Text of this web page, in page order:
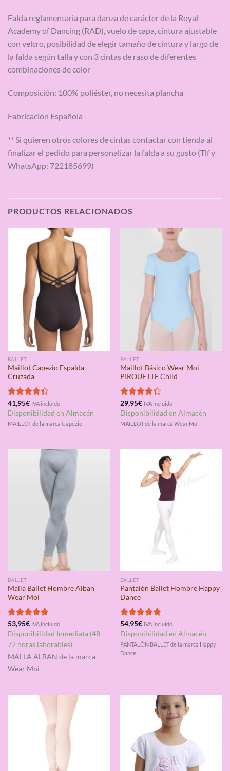
Falda reglamentaria para danza de carácter de la Royal
Academy of Dancing (RAD), vuelo de capa, cintura ajustable
con velcro, posibilidad de elegir tamaño de cintura y largo de
la falda según talla y con 3 cintas de raso de diferentes
combinaciones de color
Composición: 100% poliéster, no necesita plancha
Fabricación Española
** Si quieren otros colores de cintas contactar con tienda al
finalizar el pedido para personalizar la falda a su gusto (Tlf y
WhatsApp: 722185699)
PRODUCTOS RELACIONADOS
BALLET
Maillot Capezio Espalda
Cruzada
Valorado
con4.33
de 5
41,95€ IVA incluido
Disponibilidad en Almacén
MAILLOT de la marca Capezio
BALLET
Maillot Básico Wear Moi
PIROUETTE Child
Valorado
con4.33
de 5
29,95€ IVA incluido
Disponibilidad en Almacén
MAILLOT de la marca Wear Moi
BALLET
Malla Ballet Hombre Alban
Wear Moi
Valorado
con5.00
de 5
53,95€ IVA incluido
Disponibilidad Inmediata (48-
72 horas laborables)
MALLA ALBAN de la marca
Wear Moi
BALLET
Pantalón Ballet Hombre Happy
Dance
Valorado
con4.75
de 5
54,95€ IVA incluido
Disponibilidad en Almacén
PANTALÓN BALLET de la marca Happy
Dance